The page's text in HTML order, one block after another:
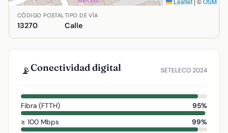
Ubicación de Pintor Pedro de Camprobin Passano en
CÓDIGO POSTAL
13270
TIPO DE VÍA
Calle
📡Conectividad digital SETELECO 2024
Fibra (FTTH)
95%
≥ 100 Mbps
99%